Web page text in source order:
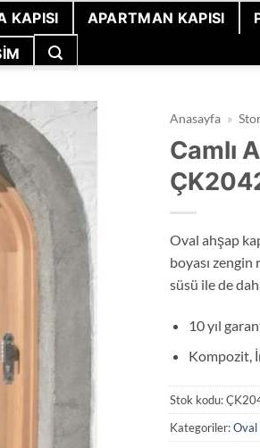
KAPISI APARTMAN KAPISI
Anasayfa »
Camlı
Oval ahşap
boyası zengin
süsü ile de
10 yıl
Kompozit,
Stok kodu:
Kategoriler:Oval